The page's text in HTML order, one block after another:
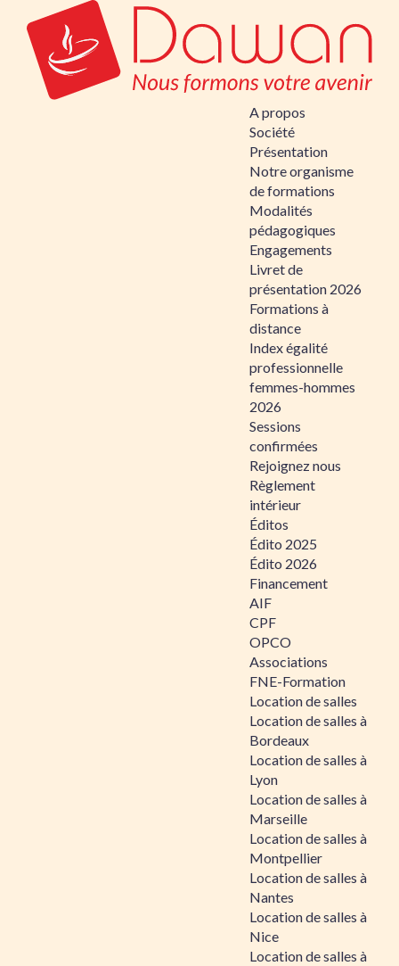
A propos
Société
Présentation
Notre organisme
de formations
Modalités
pédagogiques
Engagements
Livret de
présentation 2026
Formations à
distance
Index égalité
professionnelle
femmes-hommes
2026
Sessions
confirmées
Rejoignez nous
Règlement
intérieur
Éditos
Édito 2025
Édito 2026
Financement
AIF
CPF
OPCO
Associations
FNE-Formation
Location de salles
Location de salles à
Bordeaux
Location de salles à
Lyon
Location de salles à
Marseille
Location de salles à
Montpellier
Location de salles à
Nantes
Location de salles à
Nice
Location de salles à